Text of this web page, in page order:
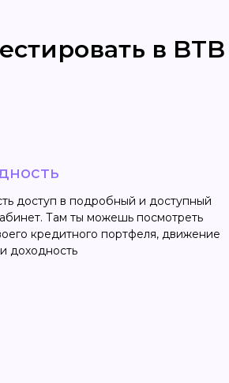
в
доступ в подробный и доступный
Там ты можешь посмотреть
кредитного портфеля, движение
доходность